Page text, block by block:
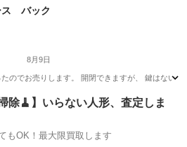
ス バック
8月9日
のでお売りします。 開閉できますが、 鍵はない
その他 スーツケース
除🧹】いらない人形、査定しま
もOK！最大限買取します